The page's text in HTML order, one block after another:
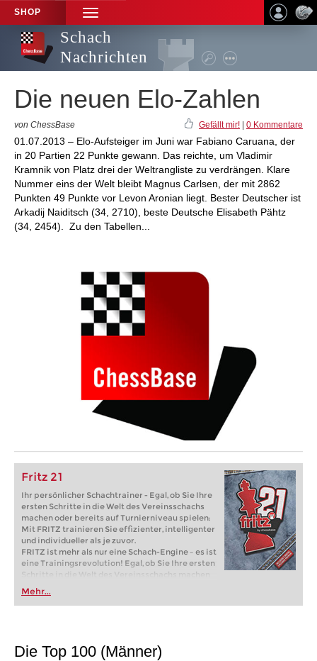
SHOP
TOGGLE
NAVIGATION
Schach
Nachrichten
Die neuen Elo-Zahlen
von ChessBase Gefällt mir! 0 Kommentare
01.07.2013 – Elo-Aufsteiger im Juni war Fabiano Caruana, der
in 20 Partien 22 Punkte gewann. Das reichte, um Vladimir
Kramnik von Platz drei der Weltrangliste zu verdrängen. Klare
Nummer eins der Welt bleibt Magnus Carlsen, der mit 2862
Punkten 49 Punkte vor Levon Aronian liegt. Bester Deutscher ist
Arkadij Naiditsch (34, 2710), beste Deutsche Elisabeth Pähtz
(34, 2454). Zu den Tabellen...
Fritz 21
Ihr persönlicher Schachtrainer - Egal, ob Sie Ihre
ersten Schritte in die Welt des Vereinsschachs
machen oder bereits auf Turnierniveau spielen:
Mit FRITZ trainieren Sie effizienter, intelligenter
und individueller als je zuvor.
FRITZ ist mehr als nur eine Schach-Engine – es ist
eine Trainingsrevolution! Egal, ob Sie Ihre ersten
Schritte in die Welt des Vereinsschachs machen
oder bereits auf Turnierniveau spielen: Mit
FRITZ trainieren Sie effizienter, intelligenter und
individueller als je zuvor.
Mehr...
Die Top 100 (Männer)